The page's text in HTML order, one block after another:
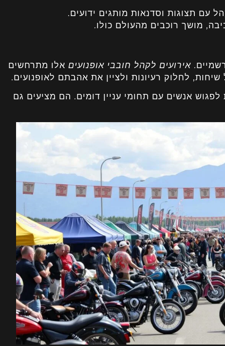
עם תצוגות וסדנאות מותגים ידועים.
מושך רוכבים מהעולם כולו.
אירועים לקהל חובבי אופנועים אלו מתרחשים
לחלוק רעיונות ולציין את אהבתם לאופנועים.
אנשים עם תחומי עניין דומים. הם מציעים גם